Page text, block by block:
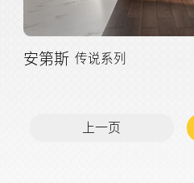
安第斯 传说系列
上一页